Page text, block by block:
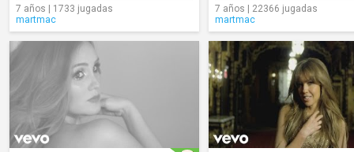
7 años | 1733 jugadas
martmac
7 años | 22366 jugadas
martmac